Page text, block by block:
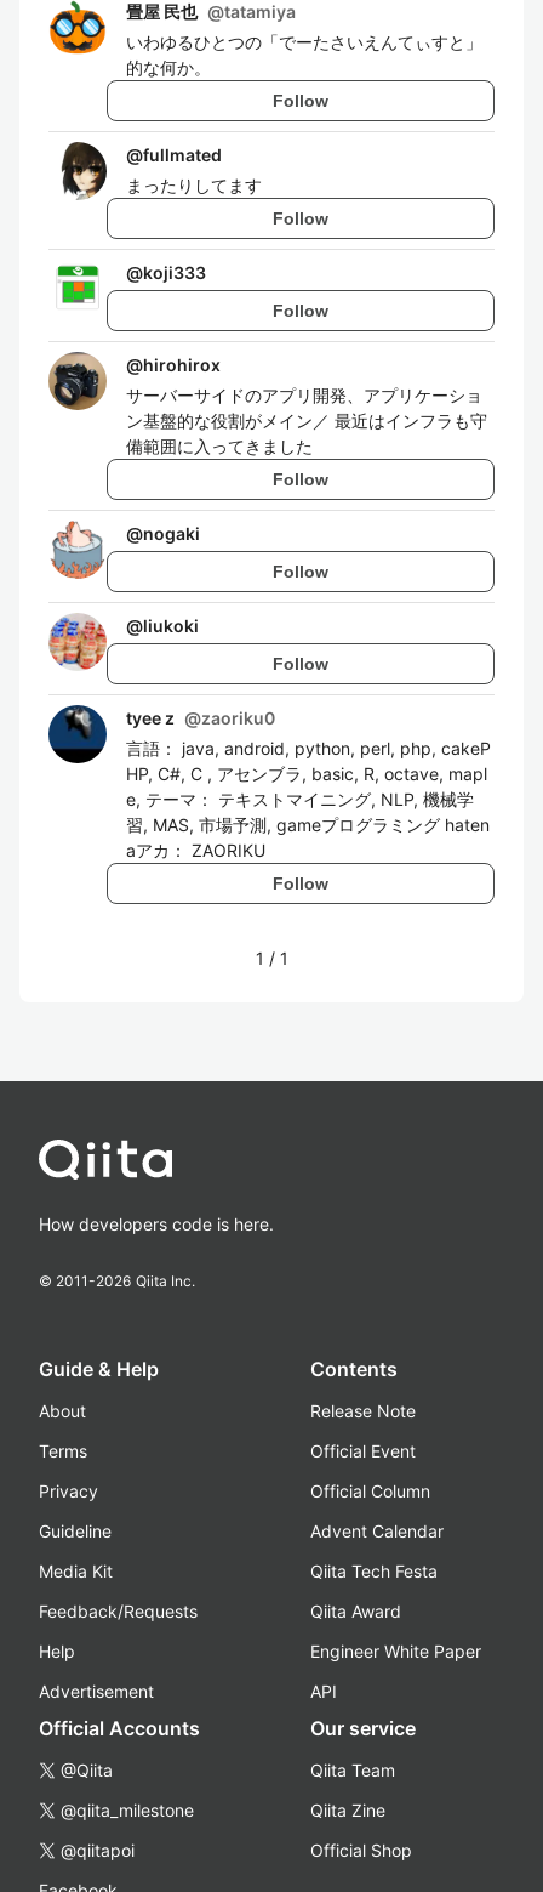
畳屋 民也 @tatamiya
いわゆるひとつの「でーたさいえんてぃすと」
的な何か。
Follow
@fullmated
まったりしてます
Follow
@koji333
Follow
@hirohirox
サーバーサイドのアプリ開発、アプリケーショ
ン基盤的な役割がメイン／ 最近はインフラも守
備範囲に入ってきました
Follow
@nogaki
Follow
@liukoki
Follow
tyee z @zaoriku0
言語： java, android, python, perl, php, cakeP
HP, C#, C , アセンブラ, basic, R, octave, mapl
e, テーマ： テキストマイニング, NLP, 機械学
習, MAS, 市場予測, gameプログラミング haten
aアカ： ZAORIKU
Follow
1 / 1
How developers code is here.
© 2011-2026 Qiita Inc.
Guide & Help
About
Terms
Privacy
Guideline
Media Kit
Feedback/Requests
Help
Advertisement
Contents
Release Note
Official Event
Official Column
Advent Calendar
Qiita Tech Festa
Qiita Award
Engineer White Paper
API
Official Accounts
@Qiita
@qiita_milestone
@qiitapoi
Our service
Qiita Team
Qiita Zine
Official Shop